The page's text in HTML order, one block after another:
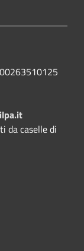
da caselle di